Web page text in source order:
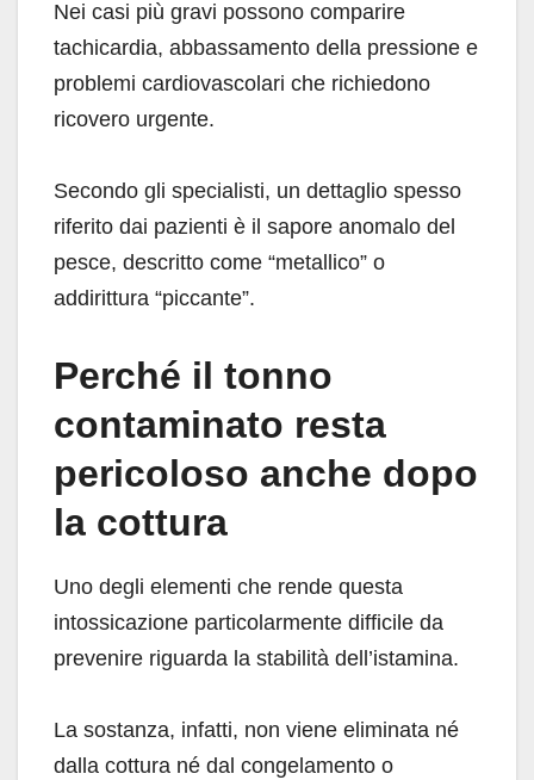
Nei casi più gravi possono comparire
tachicardia, abbassamento della pressione e
problemi cardiovascolari che richiedono
ricovero urgente.
Secondo gli specialisti, un dettaglio spesso
riferito dai pazienti è il sapore anomalo del
pesce, descritto come “metallico” o
addirittura “piccante”.
Perché il tonno
contaminato resta
pericoloso anche dopo
la cottura
Uno degli elementi che rende questa
intossicazione particolarmente difficile da
prevenire riguarda la stabilità dell’istamina.
La sostanza, infatti, non viene eliminata né
dalla cottura né dal congelamento o